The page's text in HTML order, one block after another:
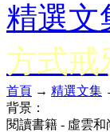
精選文
方式戒
首頁 → 精選文集
背景：
閱讀書籍 - 虛雲